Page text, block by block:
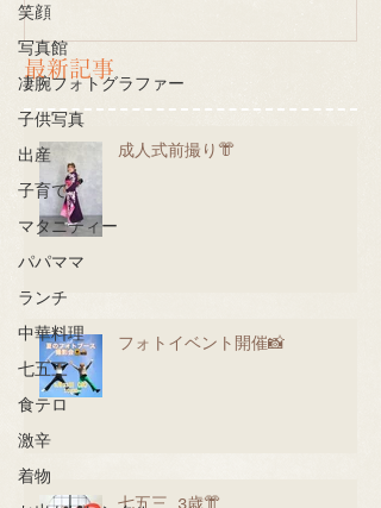
笑顔
写真館
凄腕フォトグラファー
子供写真
出産
子育て
マタニティー
パパママ
ランチ
中華料理
七五三
食テロ
激辛
着物
最新記事
成人式前撮り👘
フォトイベント開催📸
七五三 3歳👘